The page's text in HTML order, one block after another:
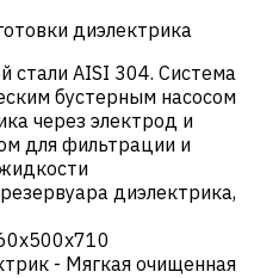
диэлектрика
стали AISI 304. Система
бустерным насосом
через электрод и
для фильтрации и
диэлектрика,
- Мягкая очищенная